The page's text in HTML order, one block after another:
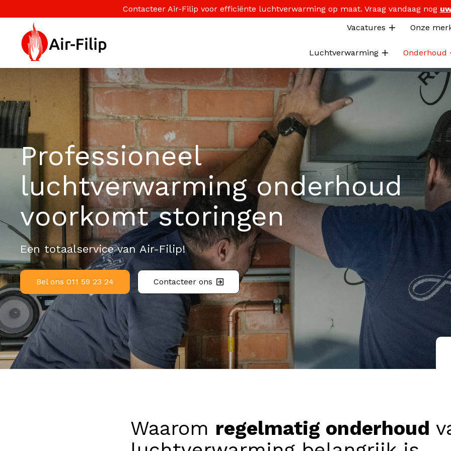
Contacteer Air-Filip voor efficiënte luchtverwarming op maat. Vraag vandaag nog
Vacatures
Onze
Luchtverwarming Onderhoud
Professioneel
luchtverwarmingonderhoud
voorkomt storingen
Een totaalservice van Air-Filip!
Bel ons 011 59 23 24 Contacteer ons
Waarom regelmatig onderhoud